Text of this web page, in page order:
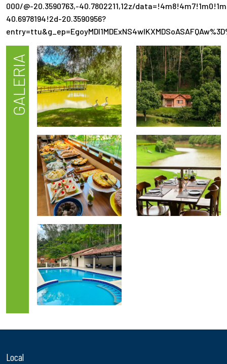
000/@-20.3590763,-40.7802211,12z/
40.6978194!2d-20.3590956?
GALERIA
Local